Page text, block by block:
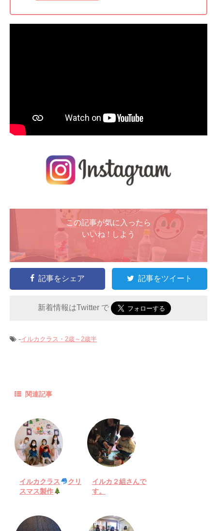
この記事が気に入ったら
いいね ! しよう
記事をシェア 記事をツイート
新着情報はTwitter で
-イルカクラス・2歳～2歳半
関連記事
イルカクラス
クリ
スマス製作
イルカ２組さんで
す。